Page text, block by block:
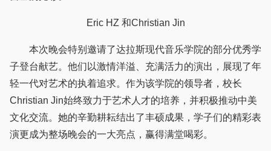
Eric HZ 和Christian Jin
本次晚会特别邀请了达拉斯现代音乐学院的部分优秀学
子登台献艺。他们以激情洋溢、充满活力的演出，展现了年
轻一代对艺术的执着追求。作为该学院的领导者，校长
Christian Jin始终致力于艺术人才的培养，并积极推动中美
文化交流。她的辛勤耕耘结出了丰硕成果，学子们的精彩表
演更成为整场晚会的一大亮点，赢得满堂喝彩。